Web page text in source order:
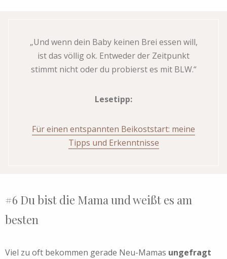
„Und wenn dein Baby keinen Brei essen will,
ist das völlig ok. Entweder der Zeitpunkt
stimmt nicht oder du probierst es mit BLW.“
Lesetipp:
Für einen entspannten Beikoststart: meine
Tipps und Erkenntnisse
#6 Du bist die Mama und weißt es am
besten
Viel zu oft bekommen gerade Neu-Mamas ungefragt